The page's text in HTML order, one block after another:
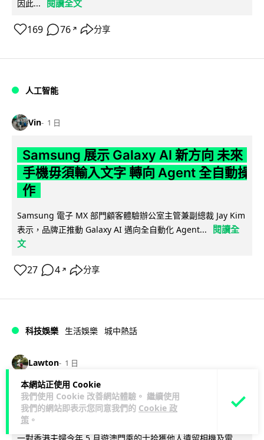
本網站正使用 Cookie
我們使用 Cookie 改善網站體驗。 繼續使用
我們的網站即表示您同意我們的 Cookie 政
策 。
因此...
閱讀全文
169 76 ↗ 分享
人工智能
Vin 1 日
Samsung 展示 Galaxy AI 新方向 未來
手機毋須輸入文字 轉向 Agent 全自動操
作
Samsung 電子 MX 部門顧客體驗辦公室主管兼副總裁 Jay Kim
表示，品牌正推動 Galaxy AI 邁向全自動化 Agent...
閱讀全
文
27 4 ↗ 分享
科技娛樂 生活娛樂 城中熱話
Lawton 1 日
港夫婦澳門的士拾相機 據為己有被的士
Cam 睇到 2 個月後再入境被捕